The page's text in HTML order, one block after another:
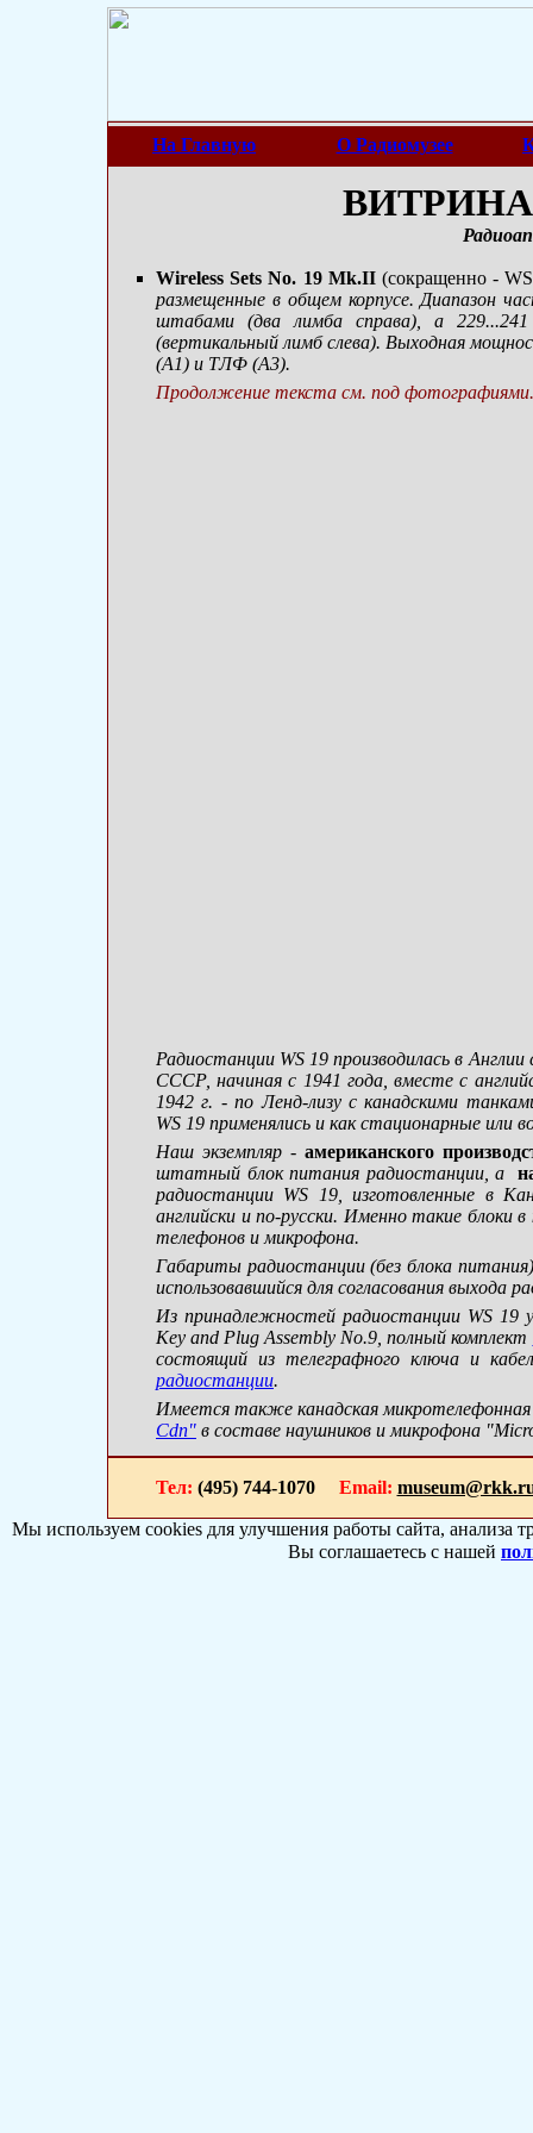
На Главную О Радиомузее
ВИТРИНА
Wireless Sets No. 19 Mk.II(сокращенно -
размещенные в общем корпусе. Диапазон
штабами (два лимба справа), а
(вертикальный лимб слева). Выходная
(А1) и ТЛФ (А3).
Продолжение текста см. под
Радиостанции WS 19 производилась в
СССР, начиная с 1941 года, вместе с
1942 г. - по Ленд-лизу с канадскими
WS 19 применялись и как стационарные или
Наш экземпляр -американского
штатный блок питания радиостанции, а
радиостанции WS 19, изготовленные в
английски и по-русски. Именно такие блоки
телефонов и микрофона.
Габариты радиостанции (без блока
использовавшийся для согласования выхода
Из принадлежностей радиостанции WS 19
Key and Plug Assembly No.9, полный комплект
состоящий из телеграфного ключа и
радиостанции.
Имеется также канадская
Cdn" в составе наушников и микрофона
Тел: (495) 744-1070 Email:
Мы используем cookies для улучшения работы сайта, анализа
Вы соглашаетесь с нашей